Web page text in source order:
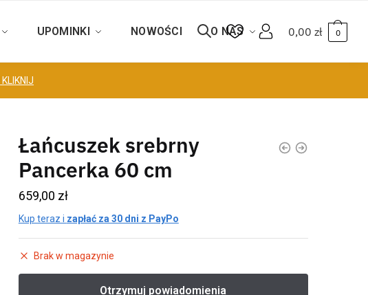
UPOMINKI NOWOŚCI O NAS 0,00 zł 0
KLIKNIJ
Łańcuszek srebrny
Pancerka 60 cm
659,00 zł
Kup teraz i zapłać za 30 dni z PayPo
Brak w magazynie